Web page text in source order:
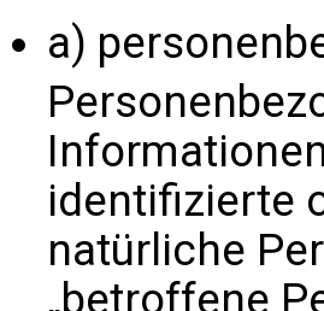
a)
identifizierte
natürliche
„betroffene